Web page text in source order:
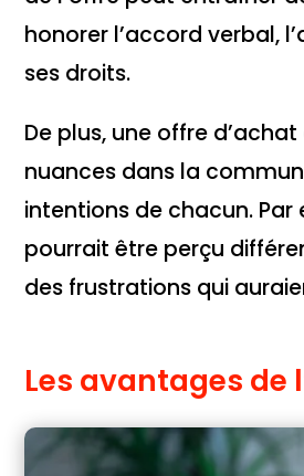
honorer l’accord verbal,
ses droits.
De plus, une offre
nuances dans la
intentions de chacun.
pourrait être perçu
des frustrations qui
Les avantages de